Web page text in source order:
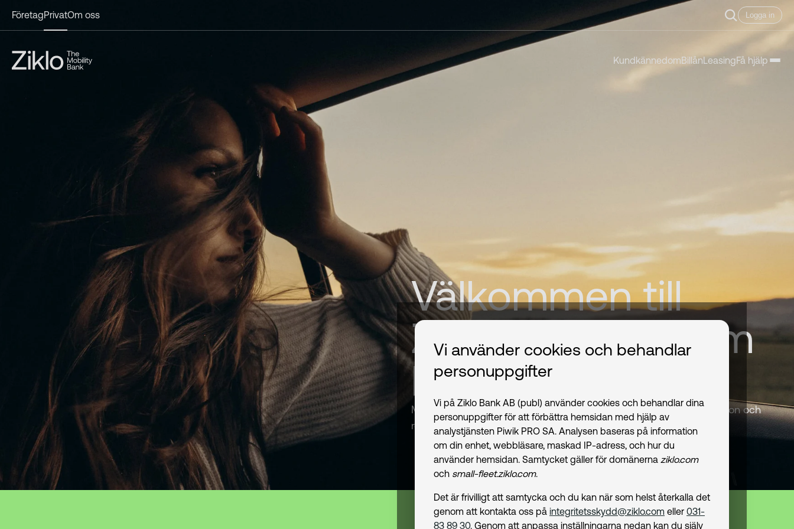
FöretagPrivatOm oss Logga in
KundkännedomBillånLeasingFå hjälp
Välkommen till
Ziklo. Banken som
kan mobilitet.
Med oss kan du spara tryggt, betala smart och finansiera dina fordon och
resor.
Vi använder cookies och behandlar
personuppgifter
Vi på Ziklo Bank AB (publ) använder cookies och behandlar dina
personuppgifter för att förbättra hemsidan med hjälp av
analystjänsten Piwik PRO SA. Analysen baseras på information
om din enhet, webbläsare, maskad IP-adress, och hur du
använder hemsidan. Samtycket gäller för domänerna ziklo.com
och small-fleet.ziklo.com.
Det är frivilligt att samtycka och du kan när som helst återkalla det
genom att kontakta oss på integritetsskydd@ziklo.com eller 031-
83 89 30. Genom att anpassa inställningarna nedan kan du själv